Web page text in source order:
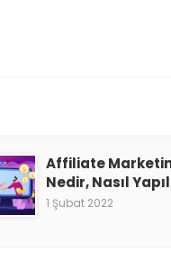
Affiliate
Nedir, Nasıl
1 Şubat 2022